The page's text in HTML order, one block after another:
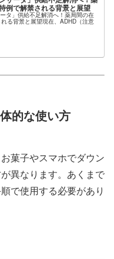
例で解禁される背景と展望
タ」供給不足解消へ！薬局間の在
る背景と展望現在、ADHD（注意
的な使い方
菓子やスマホでダウン
異なります。あくまで
で使用する必要があり